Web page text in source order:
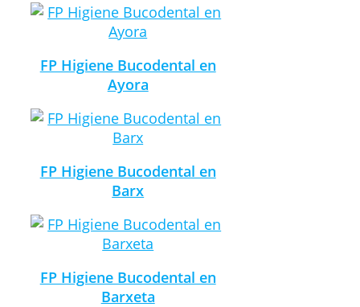
FP Higiene Bucodental en
Ayora
FP Higiene Bucodental en
Barx
FP Higiene Bucodental en
Barxeta